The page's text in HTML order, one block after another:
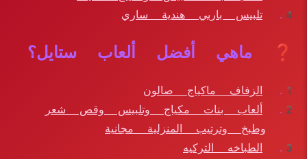
تلبيس باربي هندية ساري
❓ ماهي أفضل ألعاب ستايل؟
الزفاف ماكياج صالون
ألعاب بنات مكياج وتلبيس وقص شعر
وطبخ وترتيب المنزلية مجانية
الطباخه التركيه